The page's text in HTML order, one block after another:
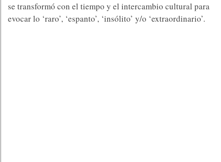
se transformó con el tiempo y el intercambio cultural para
evocar lo ‘raro’, ‘espanto’, ‘insólito’ y/o ‘extraordinario’.